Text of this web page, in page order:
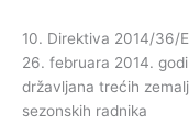
10. Direktiva 2014/36/
26. februara 2014.
državljana trećih
sezonskih radnika